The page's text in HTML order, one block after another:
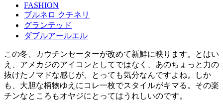
FASHION
ブルネロ クチネリ
グランテッド
ダブルアールエル
この冬、カウチンセーターが改めて新鮮に映ります。とはい
え、アメカジのアイコンとしてではなく、あのちょっと力の
抜けたノマドな感じが、とっても気分なんですよね。しか
も、大胆な柄物ゆえにコレ一枚でスタイルがキマる。その楽
チンなところもオヤジにとってはうれしいのです。